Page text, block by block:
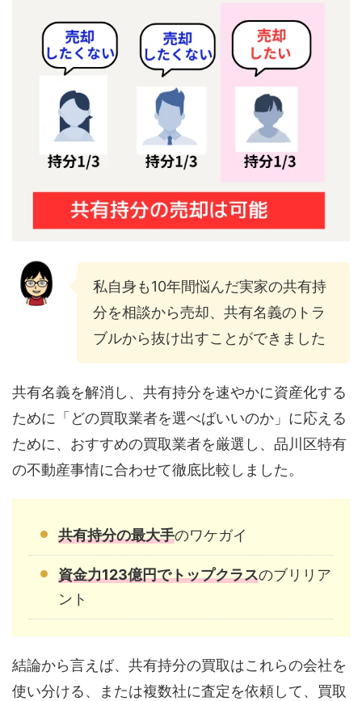
私自身も10年間悩んだ実家の共有持
分を相談から売却、共有名義のトラ
ブルから抜け出すことができました
共有名義を解消し、共有持分を速やかに資産化する
ために「どの買取業者を選べばいいのか」に応える
ために、おすすめの買取業者を厳選し、品川区特有
の不動産事情に合わせて徹底比較しました。
共有持分の最大手のワケガイ
資金力123億円でトップクラスのブリリア
ント
結論から言えば、共有持分の買取はこれらの会社を
使い分ける、または複数社に査定を依頼して、買取